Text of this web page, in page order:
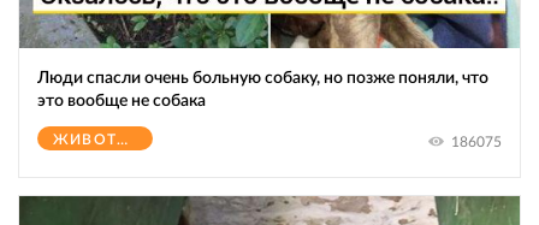
Люди спасли очень больную собаку, но позже поняли, что
это вообще не собака
ЖИВОТНЫЕ 186075